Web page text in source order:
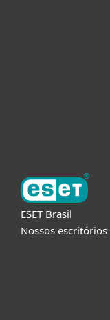
ESET Brasil
Nossos escritórios